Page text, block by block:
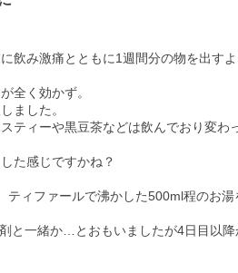
飲み激痛とともに1週間分の物を出
全く効かず。
ました。
ティーや黒豆茶などは飲んでおり変わ
た感じですかね？
ィファールで沸かした500ml程のお
と一緒か…とおもいましたが4日目以